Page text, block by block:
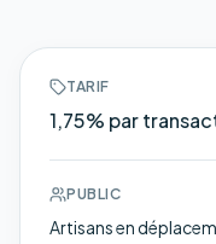
TARIF
1,75% par
PUBLIC
Artisans en